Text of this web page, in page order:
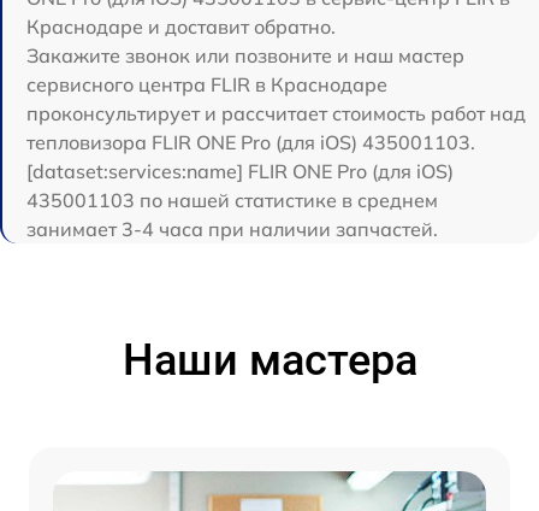
Краснодаре и доставит обратно.
Закажите звонок или позвоните и наш мастер
сервисного центра FLIR в Краснодаре
проконсультирует и рассчитает стоимость работ над
тепловизора FLIR ONE Pro (для iOS) 435001103.
[dataset:services:name] FLIR ONE Pro (для iOS)
435001103 по нашей статистике в среднем
занимает 3-4 часа при наличии запчастей.
Наши мастера